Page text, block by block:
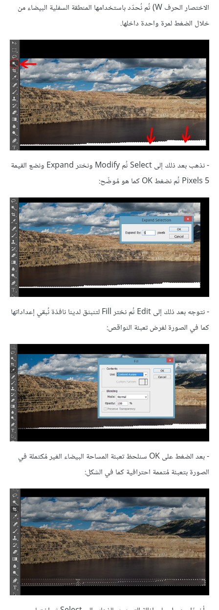
الاختصار الحرف W) ثُم نُحدّد باستخدامها المنطقة السفلية البيضاء من
خلال الضغط لمرة واحدة داخلها.
- نذهب بعد ذلك إلى Select ثُم Modify ونختر Expand ونضع القيمة
5 Pixels ثُم نضغط OK كما هو مُوضّح:
- نتوجه بعد ذلك إلى Edit ثُم نختر Fill لتنبثق لدينا نافذة نُبقي إعداداتها
كما في الصورة لغرض تعبئة النواقص:
- بعد الضغط على OK سنلحظ تعبئة المساحة البيضاء الغير مُكتملة في
الصورة بتعبئة مُتممة احترافية كما في الشكل: